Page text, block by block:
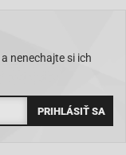
nenechajte si ich